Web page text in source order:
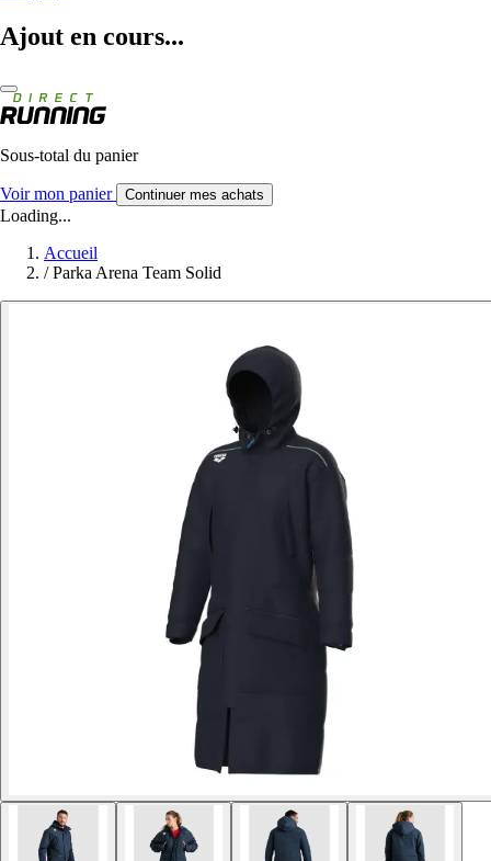
Ajout en cours...
Sous-total du panier
Voir mon panier Continuer mes achats
Loading...
Accueil
/ Parka Arena Team Solid